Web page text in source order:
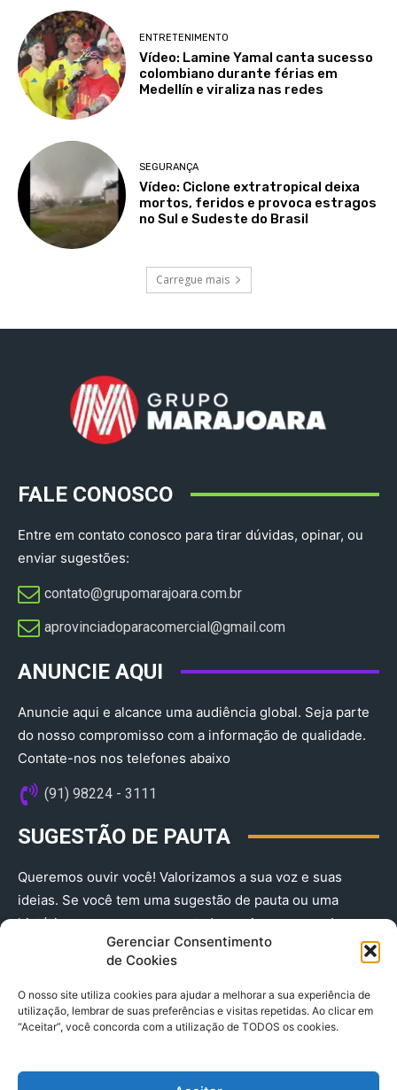
Gerenciar Consentimento
de Cookies
O nosso site utiliza cookies para ajudar a melhorar a sua experiência de
utilização, lembrar de suas preferências e visitas repetidas. Ao clicar em
“Aceitar”, você concorda com a utilização de TODOS os cookies.
ENTRETENIMENTO
Vídeo: Lamine Yamal canta sucesso
colombiano durante férias em
Medellín e viraliza nas redes
SEGURANÇA
Vídeo: Ciclone extratropical deixa
mortos, feridos e provoca estragos
no Sul e Sudeste do Brasil
Carregue mais
FALE CONOSCO
Entre em contato conosco para tirar dúvidas, opinar, ou
enviar sugestões:
contato@grupomarajoara.com.br
aprovinciadoparacomercial@gmail.com​
ANUNCIE AQUI
Anuncie aqui e alcance uma audiência global. Seja parte
do nosso compromisso com a informação de qualidade.
Contate-nos nos telefones abaixo
(91) 98224 - 3111
SUGESTÃO DE PAUTA
Queremos ouvir você! Valorizamos a sua voz e suas
ideias. Se você tem uma sugestão de pauta ou uma
história que merece ser contada, envie-nos agora!
(91) 98224 - 3111